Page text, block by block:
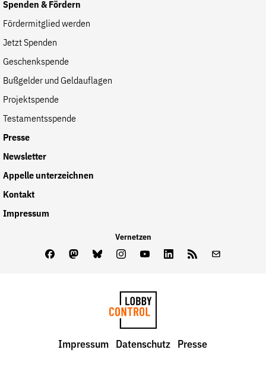
Spenden & Fördern
Fördermitglied werden
Jetzt Spenden
Geschenkspende
Bußgelder und Geldauflagen
Projektspende
Testamentsspende
Presse
Newsletter
Appelle unterzeichnen
Kontakt
Impressum
Vernetzen
FacebookMastodon
BlueskyInstagram
YoutubeLinkedInFeed
LobbyControl
Impressum Datenschutz Presse